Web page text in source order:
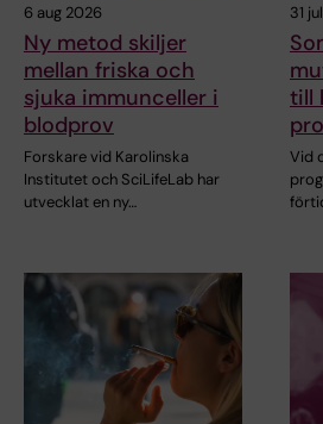
6 aug 2026
Ny metod skiljer
mellan friska och
sjuka immunceller i
blodprov
Forskare vid Karolinska
Institutet och SciLifeLab har
utvecklat en ny…
31
till
Vid